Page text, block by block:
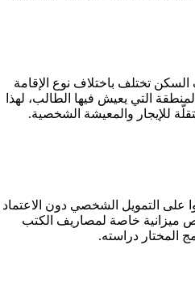
السكن تختلف باختلاف نوع الإقامة
التي يعيش فيها الطالب، لهذا
للإيجار والمعيشة الشخصية.
على التمويل الشخصي دون الاعتماد
ميزانية خاصة لمصاريف الكتب
المختار دراسته.